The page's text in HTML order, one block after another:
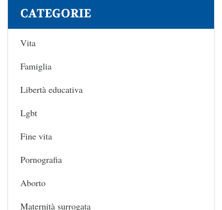
CATEGORIE
Vita
Famiglia
Libertà educativa
Lgbt
Fine vita
Pornografia
Aborto
Maternità surrogata